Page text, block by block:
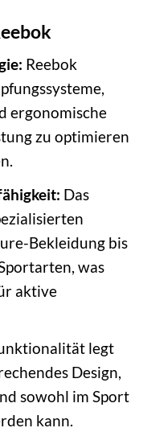
Reebok
ergonomische
zu optimieren
Das
Bekleidung bis
was
aktive
legt
Design,
sowohl im Sport
kann.